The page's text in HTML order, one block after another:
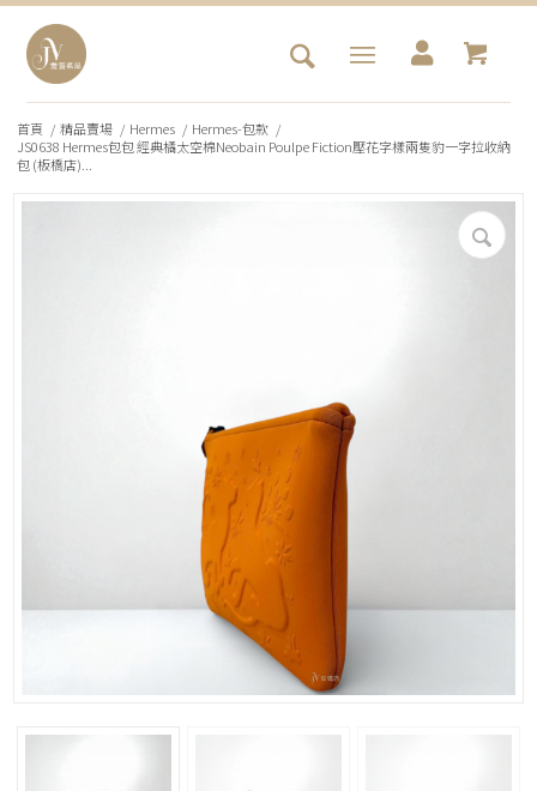
首頁 / 精品賣場 / Hermes / Hermes-包款 /
JS0638 Hermes包包 經典橘太空棉Neobain Poulpe Fiction壓花字樣兩隻豹一字拉收納
包 (板橋店)...